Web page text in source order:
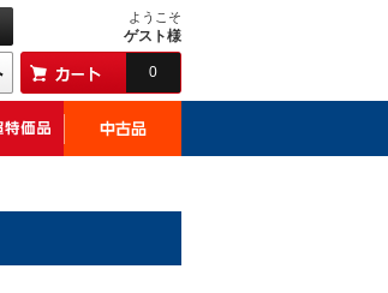
ようこそ
ゲスト様
0